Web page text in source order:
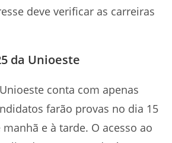
deve verificar as carreiras
da Unioeste
conta com apenas
farão provas no dia 15
e à tarde. O acesso ao